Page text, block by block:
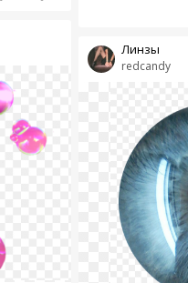
redcandy
Линзы